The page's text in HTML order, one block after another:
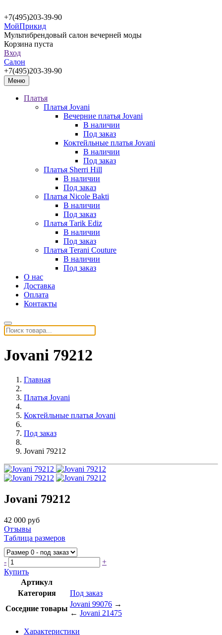
+7(495)203-39-90
МойПрикид
Мультибрендовый салон вечерней моды
Корзина пуста
Вход
Салон
+7(495)203-39-90
Меню
Платья
Платья Jovani
Вечерние платья Jovani
В наличии
Под заказ
Коктейльные платья Jovani
В наличии
Под заказ
Платья Sherri Hill
В наличии
Под заказ
Платья Nicole Bakti
В наличии
Под заказ
Платья Tarik Ediz
В наличии
Под заказ
Платья Terani Couture
В наличии
Под заказ
О нас
Доставка
Оплата
Контакты
Jovani 79212
Главная
Платья Jovani
Коктейльные платья Jovani
Под заказ
Jovani 79212
Jovani 79212
42 000 руб
Отзывы
Таблица размеров
-
+
Купить
Артикул
Категория
Под заказ
Соседние товары
Jovani 99076 →
← Jovani 21475
Характеристики